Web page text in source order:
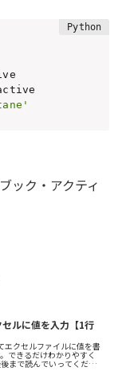
ック・アクティ
ルに値を入力【1行
エクセルファイルに値を書
できるだけわかりやすく
まで読んでいってくださ